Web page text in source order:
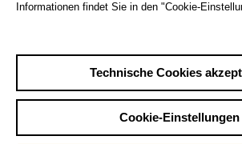
Informationen findet Sie in den "Cookie-
Technische Cookies
Cookie-Einstellungen